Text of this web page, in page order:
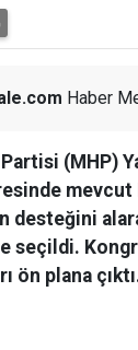
Haber
(MHP)
mevcut
desteğini
seçildi.
ön plana